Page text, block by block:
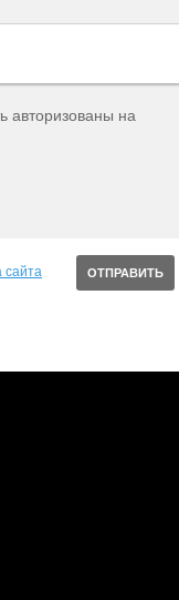
авторизованы на
сайта